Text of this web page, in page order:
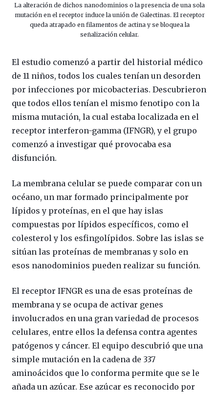
La alteración de dichos nanodominios o la presencia de una sola
mutación en el receptor induce la unión de Galectinas. El receptor
queda atrapado en filamentos de actina y se bloquea la
señalización celular.
El estudio comenzó a partir del historial médico
de 11 niños, todos los cuales tenían un desorden
por infecciones por micobacterias. Descubrieron
que todos ellos tenían el mismo fenotipo con la
misma mutación, la cual estaba localizada en el
receptor interferon-gamma (IFNGR), y el grupo
comenzó a investigar qué provocaba esa
disfunción.
La membrana celular se puede comparar con un
océano, un mar formado principalmente por
lípidos y proteínas, en el que hay islas
compuestas por lípidos específicos, como el
colesterol y los esfingolípidos. Sobre las islas se
sitúan las proteínas de membranas y solo en
esos nanodominios pueden realizar su función.
El receptor IFNGR es una de esas proteínas de
membrana y se ocupa de activar genes
involucrados en una gran variedad de procesos
celulares, entre ellos la defensa contra agentes
patógenos y cáncer. El equipo descubrió que una
simple mutación en la cadena de 337
aminoácidos que lo conforma permite que se le
añada un azúcar. Ese azúcar es reconocido por